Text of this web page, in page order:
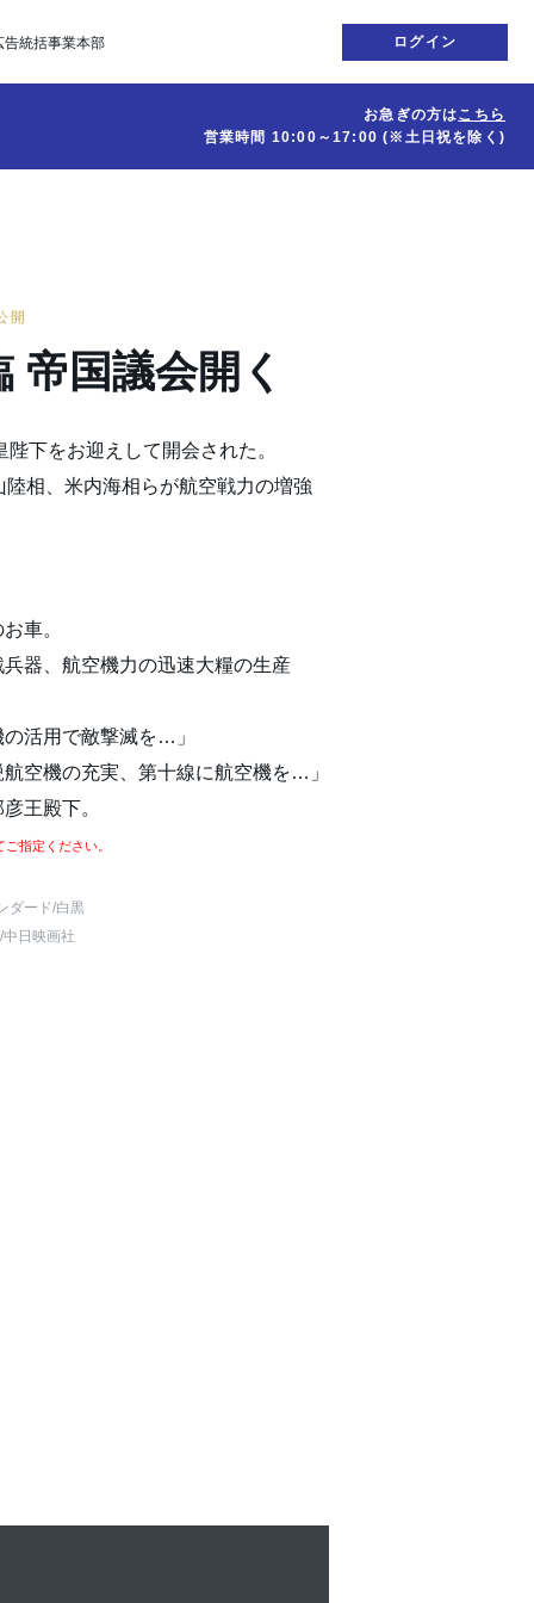
告統括事業本部 ログイン
お急ぎの方はこちら
営業時間 10:00～17:00(※土日祝を除く)
開
帝国議会開く
下をお迎えして開会された。
相、米内海相らが航空戦力の増強
車。
器、航空機力の迅速大糧の生産
活用で敵撃滅を…」
空機の充実、第十線に航空機を…」
王殿下。
指定ください。
ダード/白黒
日映画社